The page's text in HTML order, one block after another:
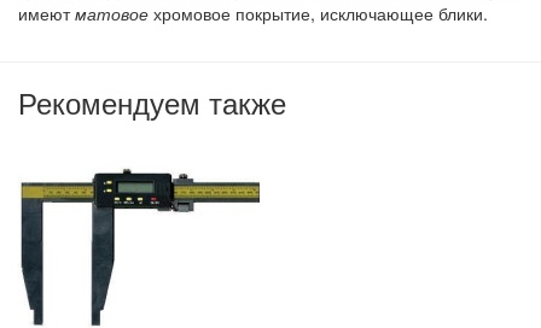
имеютматовое хромовое покрытие, исключающее блики.
Рекомендуем также